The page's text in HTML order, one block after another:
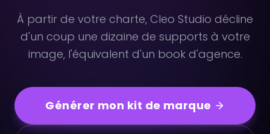
À partir de votre charte, Cleo Studio décline
d'un coup une dizaine de supports à votre
image, l'équivalent d'un book d'agence.
Générer mon kit de marque